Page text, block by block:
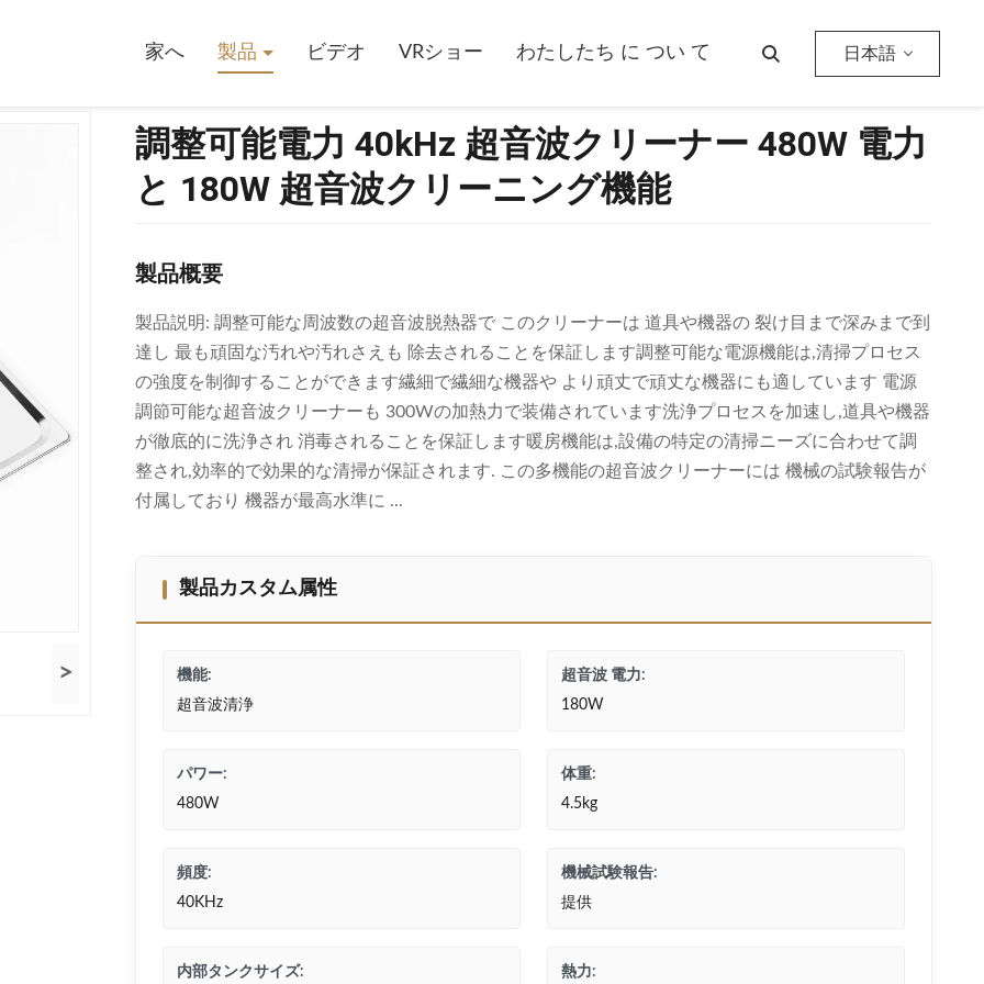
家へ 製品 ビデオ VRショー わたしたち に つい て 日本語
>
調整可能電力 40kHz 超音波クリーナー 480W 電力
と 180W 超音波クリーニング機能
製品概要
製品説明: 調整可能な周波数の超音波脱熱器で このクリーナーは 道具や機器の 裂け目まで深みまで到
達し 最も頑固な汚れや汚れさえも 除去されることを保証します調整可能な電源機能は,清掃プロセス
の強度を制御することができます繊細で繊細な機器や より頑丈で頑丈な機器にも適しています 電源
調節可能な超音波クリーナーも 300Wの加熱力で装備されています洗浄プロセスを加速し,道具や機器
が徹底的に洗浄され 消毒されることを保証します暖房機能は,設備の特定の清掃ニーズに合わせて調
整され,効率的で効果的な清掃が保証されます. この多機能の超音波クリーナーには 機械の試験報告が
付属しており 機器が最高水準に ...
製品カスタム属性
機能:
超音波清浄
超音波 電力:
180W
パワー:
480W
体重:
4.5kg
頻度:
40KHz
機械試験報告:
提供
内部タンクサイズ: 熱力: